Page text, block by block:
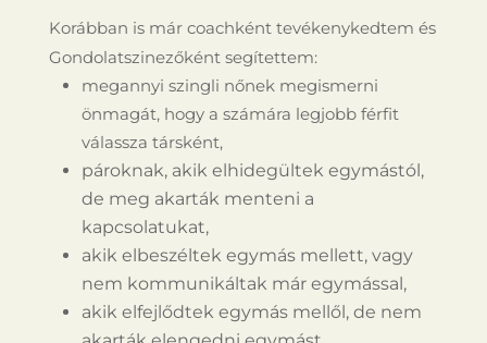
Korábban is már coachként tevékenykedtem és
Gondolatszinezőként segítettem:
megannyi szingli nőnek megismerni
önmagát, hogy a számára legjobb férfit
válassza társként,
pároknak, akik elhidegültek egymástól,
de meg akarták menteni a
kapcsolatukat,
akik elbeszéltek egymás mellett, vagy
nem kommunikáltak már egymással,
akik elfejlődtek egymás mellől, de nem